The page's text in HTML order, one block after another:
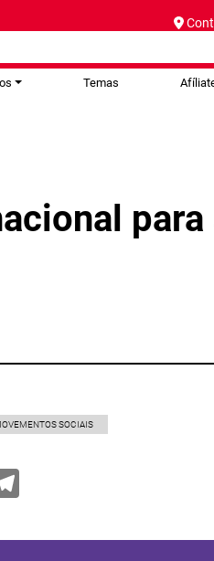
Temas
SOCIAIS